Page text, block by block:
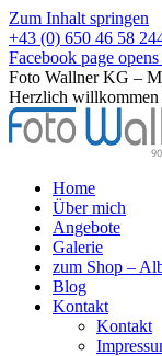
Zum Inhalt springen
+43 (0) 650 46 58
Facebook page
Foto Wallner KG –
Herzlich willkommen
Home
Über mich
Angebote
Galerie
zum Shop –
Blog
Kontakt
Kontakt